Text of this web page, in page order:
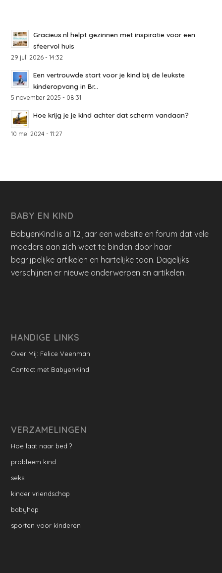
Gracieus.nl helpt gezinnen met inspiratie voor een
sfeervol huis
29 juli 2026 - 14:32
Een vertrouwde start voor je kind bij de leukste
kinderopvang in Br...
5 november 2025 - 08:31
Hoe krijg je je kind achter dat scherm vandaan?
10 mei 2024 - 11:27
BABY EN KIND
BabyenKind is al 12 jaar een website en forum dat vele
moeders aan zich weet te binden door haar
begrijpelijke artikelen en hartelijke toon. Dagelijks
verschijnen er nieuwe onderwerpen en artikelen.
HANDIGE LINKS
Over Mij: Felice Veenman
Contact met BabyenKind
VERZAMELINGEN
Hoe laat naar bed ?
probleem kind
seks
kinder vriendschap
babyhap
sporten voor kinderen